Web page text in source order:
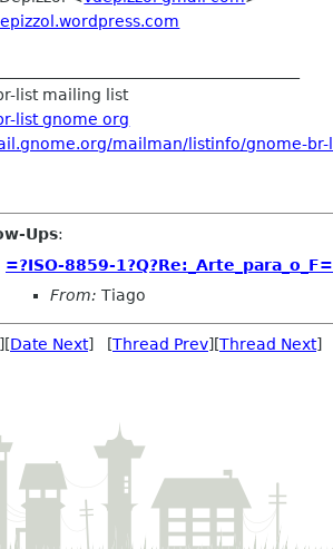
list mailing list
list gnome org
mailman/listinfo/gnome-br-
Ups:
=?ISO-8859-
From: Tiago
][Date Next] [Thread Prev][Thread Next]